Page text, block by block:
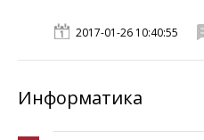
2017-01-26 10:40:55
Информатика